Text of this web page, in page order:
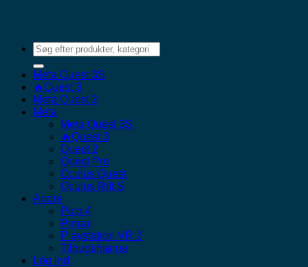
Søg
efter:
Meta Quest 3S
🔥Quest 3
Meta Quest 2
Meta
Meta Quest 3S
🔥Quest 3
Quest 2
Quest Pro
Oculus Quest
Oculus Rift S
Andre
Pico 4
Pimax
Playstation VR 2
Tilbudshjørne
Log ind